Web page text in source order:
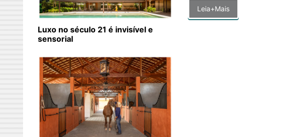
Leia+Mais
Luxo no século 21 é invisível e
sensorial